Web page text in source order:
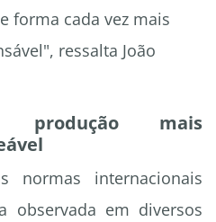
forma cada vez mais
ressalta João
produção mais
normas internacionais
observada em diversos